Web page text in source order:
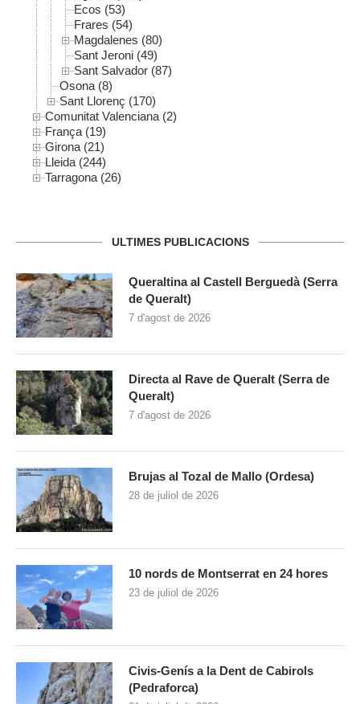
Ecos (53)
Frares (54)
Magdalenes (80)
Sant Jeroni (49)
Sant Salvador (87)
Osona (8)
Sant Llorenç (170)
Comunitat Valenciana (2)
França (19)
Girona (21)
Lleida (244)
Tarragona (26)
ULTIMES PUBLICACIONS
Queraltina al Castell Berguedà (Serra
de Queralt)
7 d'agost de 2026
Directa al Rave de Queralt (Serra de
Queralt)
7 d'agost de 2026
Brujas al Tozal de Mallo (Ordesa)
28 de juliol de 2026
10 nords de Montserrat en 24 hores
23 de juliol de 2026
Civis-Genís a la Dent de Cabirols
(Pedraforca)